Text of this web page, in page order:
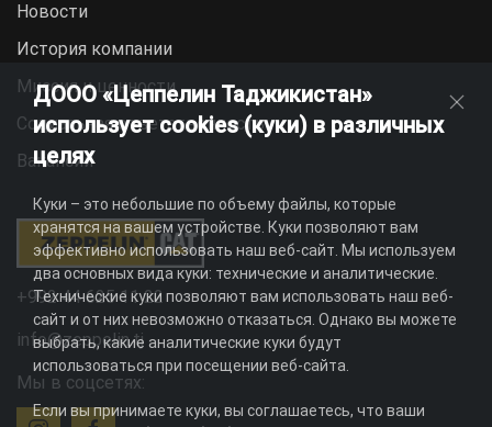
Новости
История компании
Миссия и ценности
Социальная ответственность
Вакансии
+992 44 625 11 22
info@zeppelin.tj
Мы в соцсетях:
ДООО «Цеппелин Таджикистан»
использует cookies (куки) в различных
целях
Куки – это небольшие по объему файлы, которые
хранятся на вашем устройстве. Куки позволяют вам
эффективно использовать наш веб-сайт. Мы используем
два основных вида куки: технические и аналитические.
Технические куки позволяют вам использовать наш веб-
сайт и от них невозможно отказаться. Однако вы можете
выбрать, какие аналитические куки будут
использоваться при посещении веб-сайта.
Если вы принимаете куки, вы соглашаетесь, что ваши